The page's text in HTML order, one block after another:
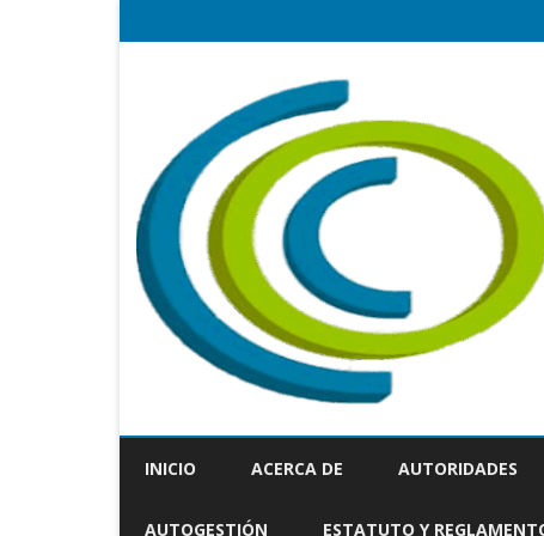
INICIO ACERCA DE AUTORIDADES
AUTOGESTIÓN ESTATUTO Y